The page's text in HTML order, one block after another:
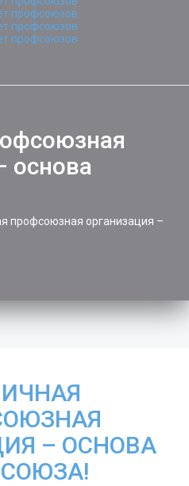
основа
профсоюзная организация –
– ОСНОВА